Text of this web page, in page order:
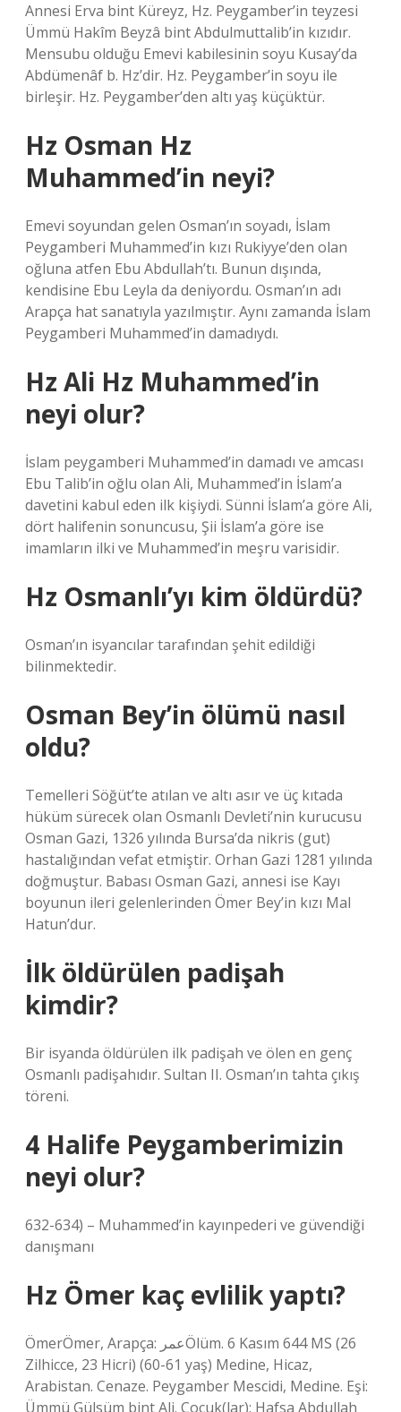
Annesi Erva bint Küreyz, Hz. Peygamber’in teyzesi
Ümmü Hakîm Beyzâ bint Abdulmuttalib’in kızıdır.
Mensubu olduğu Emevi kabilesinin soyu Kusay’da
Abdümenâf b. Hz’dir. Hz. Peygamber’in soyu ile
birleşir. Hz. Peygamber’den altı yaş küçüktür.
Hz Osman Hz
Muhammed’in neyi?
Emevi soyundan gelen Osman’ın soyadı, İslam
Peygamberi Muhammed’in kızı Rukiyye’den olan
oğluna atfen Ebu Abdullah’tı. Bunun dışında,
kendisine Ebu Leyla da deniyordu. Osman’ın adı
Arapça hat sanatıyla yazılmıştır. Aynı zamanda İslam
Peygamberi Muhammed’in damadıydı.
Hz Ali Hz Muhammed’in
neyi olur?
İslam peygamberi Muhammed’in damadı ve amcası
Ebu Talib’in oğlu olan Ali, Muhammed’in İslam’a
davetini kabul eden ilk kişiydi. Sünni İslam’a göre Ali,
dört halifenin sonuncusu, Şii İslam’a göre ise
imamların ilki ve Muhammed’in meşru varisidir.
Hz Osmanlı’yı kim öldürdü?
Osman’ın isyancılar tarafından şehit edildiği
bilinmektedir.
Osman Bey’in ölümü nasıl
oldu?
Temelleri Söğüt’te atılan ve altı asır ve üç kıtada
hüküm sürecek olan Osmanlı Devleti’nin kurucusu
Osman Gazi, 1326 yılında Bursa’da nikris (gut)
hastalığından vefat etmiştir. Orhan Gazi 1281 yılında
doğmuştur. Babası Osman Gazi, annesi ise Kayı
boyunun ileri gelenlerinden Ömer Bey’in kızı Mal
Hatun’dur.
İlk öldürülen padişah
kimdir?
Bir isyanda öldürülen ilk padişah ve ölen en genç
Osmanlı padişahıdır. Sultan II. Osman’ın tahta çıkış
töreni.
4 Halife Peygamberimizin
neyi olur?
632-634) – Muhammed’in kayınpederi ve güvendiği
danışmanı
Hz Ömer kaç evlilik yaptı?
ÖmerÖmer, Arapça: عمرÖlüm. 6 Kasım 644 MS (26
Zilhicce, 23 Hicri) (60-61 yaş) Medine, Hicaz,
Arabistan. Cenaze. Peygamber Mescidi, Medine. Eşi:
Ümmü Gülsüm bint Ali. Çocuk(lar): Hafsa Abdullah